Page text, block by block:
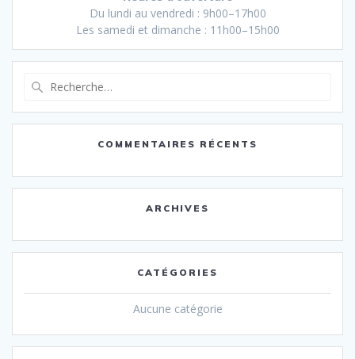
Du lundi au vendredi : 9h00–17h00
Les samedi et dimanche : 11h00–15h00
:
COMMENTAIRES RÉCENTS
ARCHIVES
CATÉGORIES
Aucune catégorie